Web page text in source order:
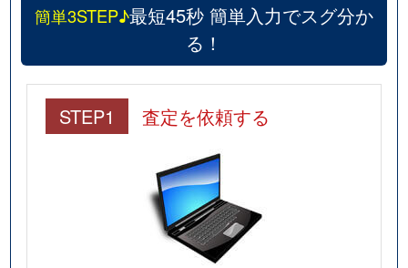
簡単3STEP♪最短45秒 簡単入力でスグ分か
る！
STEP1 査定を依頼する